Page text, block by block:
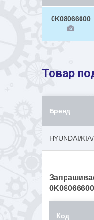
0K08066600
Товар
Бренд
HYUNDAI/
0K08066600
Код